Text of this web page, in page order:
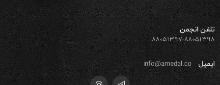
تلفن انجمن
۸۸۰۵۱۳۹۷-۸۸۰۵۱۳۹۸
ایمیل info@amedal.co